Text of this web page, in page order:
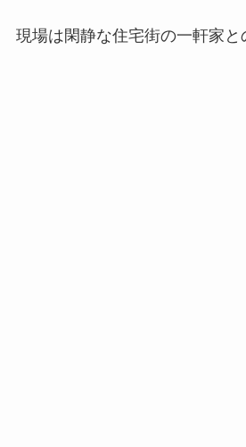
現場は閑静な住宅街の一軒家と